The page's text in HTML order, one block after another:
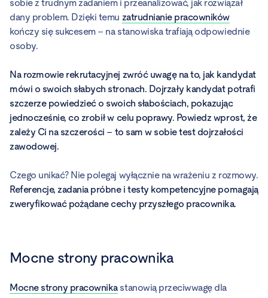
sobie z trudnym zadaniem i przeanalizować, jak rozwiązał
dany problem. Dzięki temu zatrudnianie pracowników
kończy się sukcesem – na stanowiska trafiają odpowiednie
osoby.
Na rozmowie rekrutacyjnej zwróć uwagę na to, jak kandydat
mówi o swoich słabych stronach. Dojrzały kandydat potrafi
szczerze powiedzieć o swoich słabościach, pokazując
jednocześnie, co zrobił w celu poprawy. Powiedz wprost, że
zależy Ci na szczerości – to sam w sobie test dojrzałości
zawodowej.
Czego unikać? Nie polegaj wyłącznie na wrażeniu z rozmowy.
Referencje, zadania próbne i testy kompetencyjne pomagają
zweryfikować pożądane cechy przyszłego pracownika.
Mocne strony pracownika
Mocne strony pracownikastanowią przeciwwagę dla